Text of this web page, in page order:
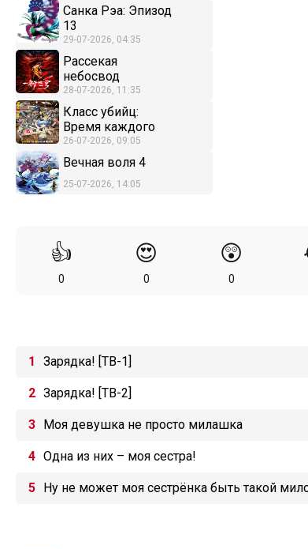
Санка Рэа: Эпизод
13
29-07-2026, 04:35
Рассекая
небосвод
28-07-2026, 11:35
Класс убийц:
Время каждого
26-07-2026, 09:05
Вечная воля 4
25-07-2026, 14:05
👍
0
😍
0
😲
0
Зарядка! [ТВ-1]
Зарядка! [ТВ-2]
Моя девушка не просто милашка
Одна из них – моя сестра!
Ну не может моя сестрёнка быть такой